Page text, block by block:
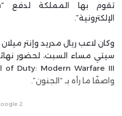
تقوم بها المملكة لدفع
الإلكترونية”.
وكان لاعب ريال مدريد وإنتر
واصفًا ما رأه بـ “الجنون”.
2